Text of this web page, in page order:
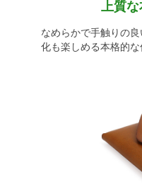
上質
なめらかで手触りの
化も楽しめる本格的な